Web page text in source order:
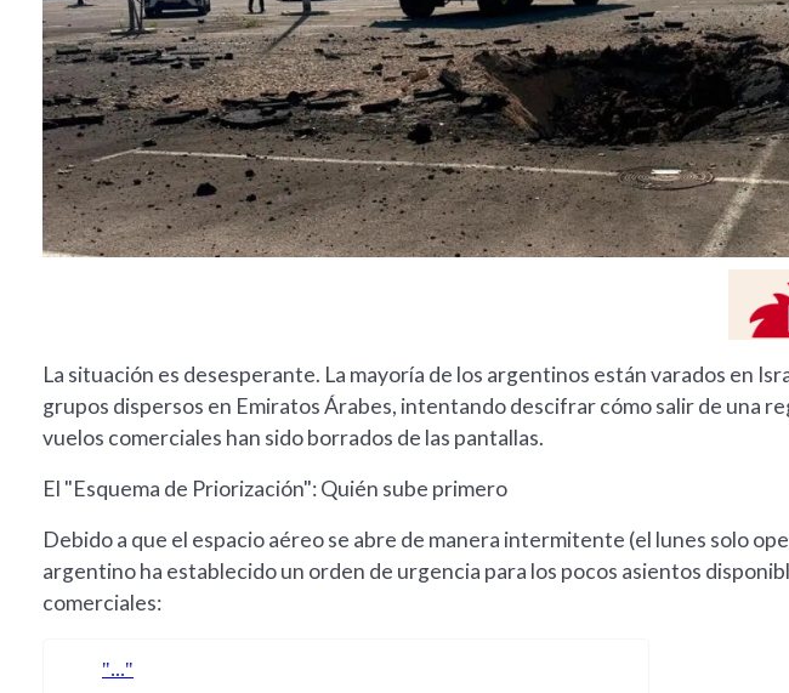
La situación es desesperante. La mayoría de los argentinos están varados en
grupos dispersos en Emiratos Árabes, intentando descifrar cómo salir de una
vuelos comerciales han sido borrados de las pantallas.
El "Esquema de Priorización": Quién sube primero
Debido a que el espacio aéreo se abre de manera intermitente (el lunes solo
argentino ha establecido un orden de urgencia para los pocos asientos
comerciales: